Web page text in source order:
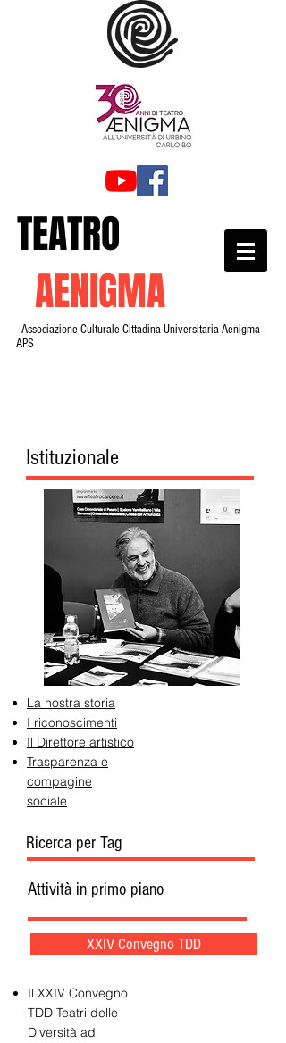
TEATRO
AENIGMA
Associazione Culturale Cittadina Universitaria Aenigma
APS
Istituzionale
La nostra storia
I riconoscimenti
Il Direttore artistico
Trasparenza e
compagine
sociale
Ricerca per Tag
Attività in primo piano
XXIV Convegno TDD
Il XXIV Convegno
TDD Teatri delle
Diversità ad